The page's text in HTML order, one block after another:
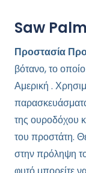
Saw
Προστασία
βότανο, το
Αμερική .
της ουροδόχου
του προστάτη.
στην πρόληψη